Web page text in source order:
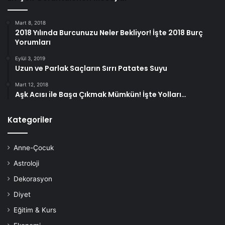
İhtiyacınız olan malzemeler:
Aloe vera jeli – 2 yemek kaşığı
Limon suyu – 2 yemek kaşığı
Organik bal – 2 yemek kaşığı
Bir karışım kabına aloe vera jeli, limon suyu ve organik
baldan 2 çorba kaşığı dökün.
Karışımı iyice karıştırın
uygulayın.
Mart 8, 2018
2018 Yılında Burcunuzu Neler Bekliyor! İşte 2018 Burç
Yorumları
Eylül 3, 2019
Uzun ve Parlak Saçların Sırrı Patates Suyu
Mart 12, 2018
Aşk Acısı ile Başa Çıkmak Mümkün! İşte Yolları…
Kategoriler
Anne-Çocuk
Astroloji
Dekorasyon
Diyet
Eğitim & Kurs